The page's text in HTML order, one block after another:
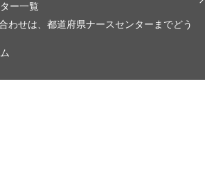
ー一覧
わせは、都道府県ナースセンターまでどう